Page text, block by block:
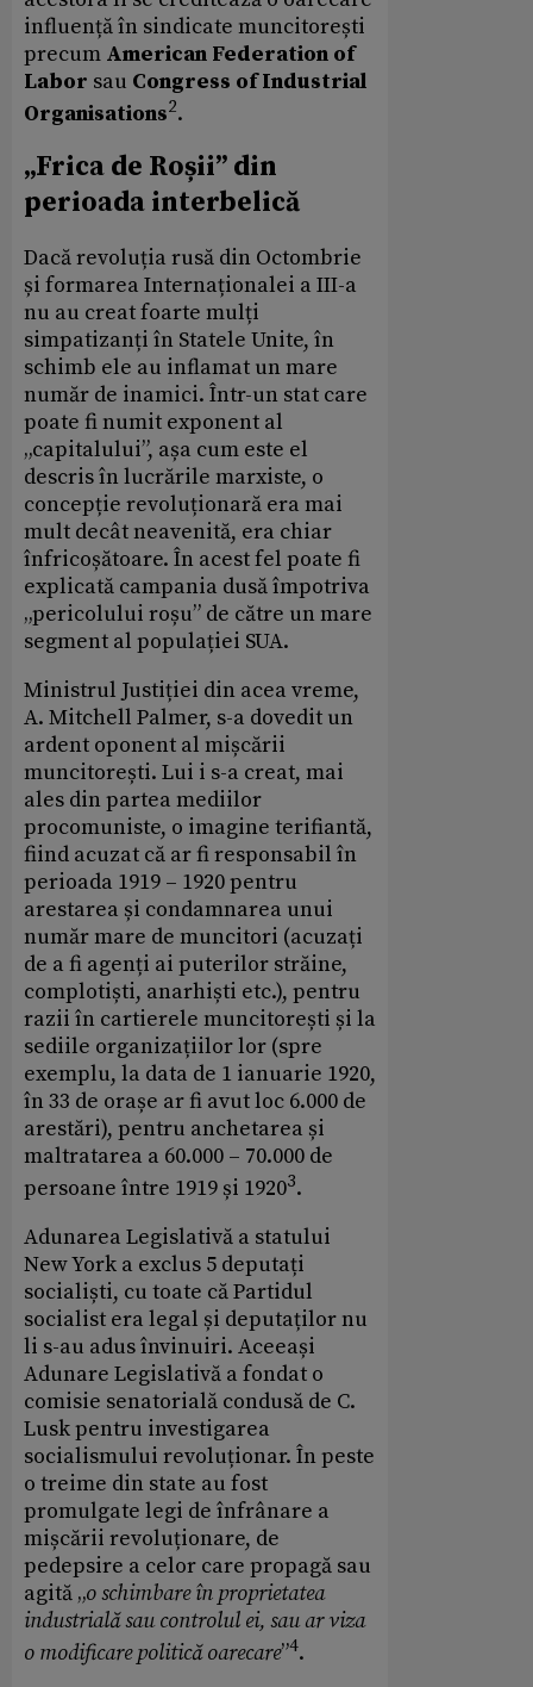
influență în sindicate muncitorești
precum American Federation of
Labor sau Congress of Industrial
Organisations2.
„Frica de Roșii” din
perioada interbelică
Dacă revoluția rusă din Octombrie
și formarea Internaționalei a III-a
nu au creat foarte mulți
simpatizanți în Statele Unite, în
schimb ele au inflamat un mare
număr de inamici. Într-un stat care
poate fi numit exponent al
„capitalului”, așa cum este el
descris în lucrările marxiste, o
concepție revoluționară era mai
mult decât neavenită, era chiar
înfricoșătoare. În acest fel poate fi
explicată campania dusă împotriva
„pericolului roșu” de către un mare
segment al populației SUA.
Ministrul Justiției din acea vreme,
A. Mitchell Palmer, s-a dovedit un
ardent oponent al mișcării
muncitorești. Lui i s-a creat, mai
ales din partea mediilor
procomuniste, o imagine terifiantă,
fiind acuzat că ar fi responsabil în
perioada 1919 – 1920 pentru
arestarea și condamnarea unui
număr mare de muncitori (acuzați
de a fi agenți ai puterilor străine,
complotiști, anarhiști etc.), pentru
razii în cartierele muncitorești și la
sediile organizațiilor lor (spre
exemplu, la data de 1 ianuarie 1920,
în 33 de orașe ar fi avut loc 6.000 de
arestări), pentru anchetarea și
maltratarea a 60.000 – 70.000 de
persoane între 1919 și 19203.
Adunarea Legislativă a statului
New York a exclus 5 deputați
socialiști, cu toate că Partidul
socialist era legal și deputaților nu
li s-au adus învinuiri. Aceeași
Adunare Legislativă a fondat o
comisie senatorială condusă de C.
Lusk pentru investigarea
socialismului revoluționar. În peste
o treime din state au fost
promulgate legi de înfrânare a
mișcării revoluționare, de
pedepsire a celor care propagă sau
agită „o schimbare în proprietatea
industrială sau controlul ei, sau ar viza
o modificare politică oarecare”4.